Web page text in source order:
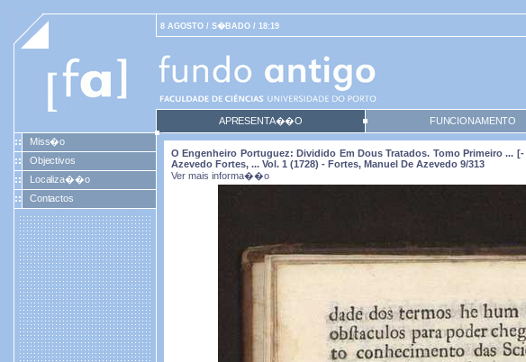
8 AGOSTO / S�BADO / 18:19
APRESENTA��O FUNCIONAMENTO
Miss�o
Objectivos
Localiza��o
Contactos
O Engenheiro Portuguez: Dividido Em Dous Tratados. Tomo Primeiro ...
Azevedo Fortes, ... Vol. 1 (1728) - Fortes, Manuel De Azevedo 9/313
Ver mais informa��o